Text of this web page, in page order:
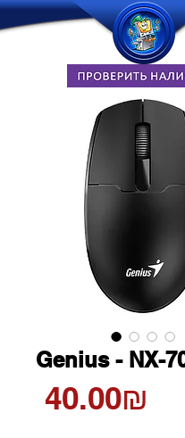
Genius - NX-
‏40.00 ‏₪